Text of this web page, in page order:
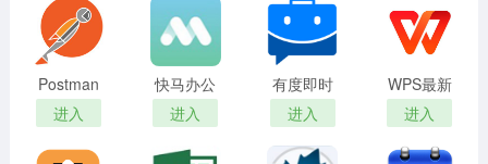
Postman
网页调试
工具
进入
快马办公
正式版
进入
有度即时
通官方版
进入
WPS最新
版PC端
进入